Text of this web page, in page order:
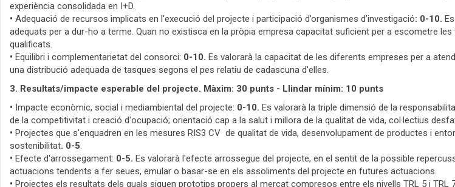
experiència consolidada en I+D.
• Adequació de recursos implicats en l'execució del projecte i participació d’organismes d’investigació: 0-10.
adequats per a dur-ho a terme. Quan no existisca en la pròpia empresa capacitat suficient per a escometre
qualificats.
• Equilibri i complementarietat del consorci: 0-10. Es valorarà la capacitat de les diferents empreses per a
una distribució adequada de tasques segons el pes relatiu de cadascuna d'elles.
3. Resultats/impacte esperable del projecte. Màxim: 30 punts - Llindar mínim: 10 punts
• Impacte econòmic, social i mediambiental del projecte: 0-10. Es valorarà la triple dimensió de la
de la competitivitat i creació d'ocupació; orientació cap a la salut i millora de la qualitat de vida, col·lectius
• Projectes que s'enquadren en les mesures RIS3 CV de qualitat de vida, desenvolupament de productes i
sostenibilitat. 0-5.
• Efecte d'arrossegament: 0-5. Es valorarà l'efecte arrossegue del projecte, en el sentit de la possible
actuacions tendents a fer seues, emular o basar-se en els assoliments del projecte en futures actuacions.
• Projectes els resultats dels quals siguen prototips propers al mercat compresos entre els nivells TRL 5 i TRL